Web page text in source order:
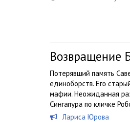
Возвращение
Потерявший память
единоборств. Его
мафии. Неожиданная
Сингапура по кличке
Лариса Юрова